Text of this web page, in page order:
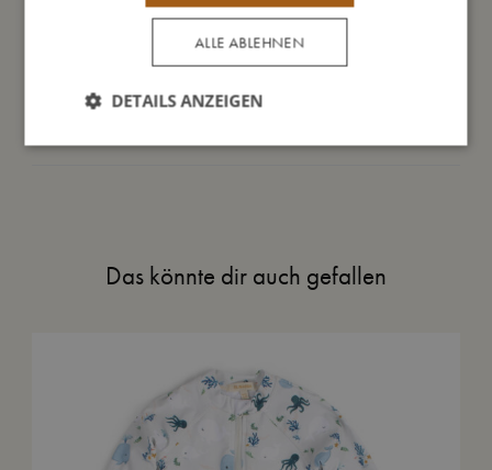
Das könnte dir auch gefallen
ALLE ABLEHNEN
DETAILS ANZEIGEN